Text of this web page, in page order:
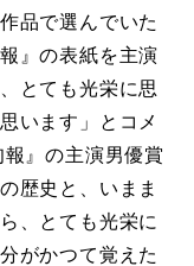
品で選んでいた
』の表紙を主演
とても光栄に思
います」とコメ
』の主演男優賞
歴史と、いまま
、とても光栄に
がかつて覚えた